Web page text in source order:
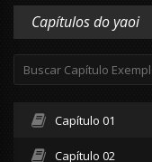
Capítulos do yaoi
Capítulo 01
Capítulo 02